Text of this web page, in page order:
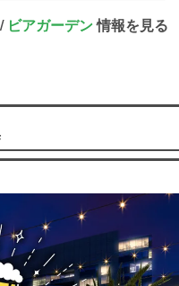
/ ビアガーデン情報を見る